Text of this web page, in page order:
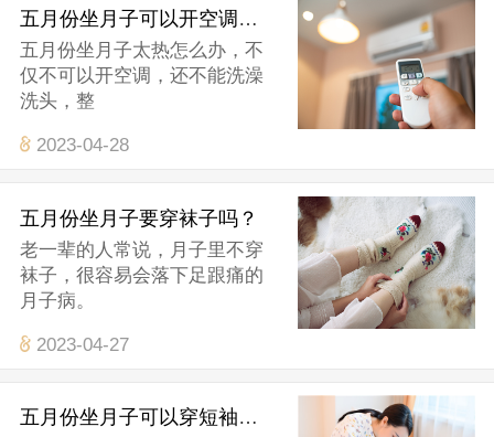
五月份坐月子可以开空调吗？
五月份坐月子太热怎么办，不
仅不可以开空调，还不能洗澡
洗头，整
2023-04-28
五月份坐月子要穿袜子吗？
老一辈的人常说，月子里不穿
袜子，很容易会落下足跟痛的
月子病。
2023-04-27
五月份坐月子可以穿短袖吗？